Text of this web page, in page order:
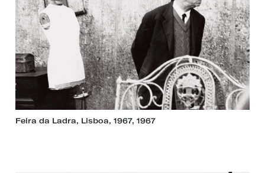
Feira da Ladra, Lisboa, 1967, 1967